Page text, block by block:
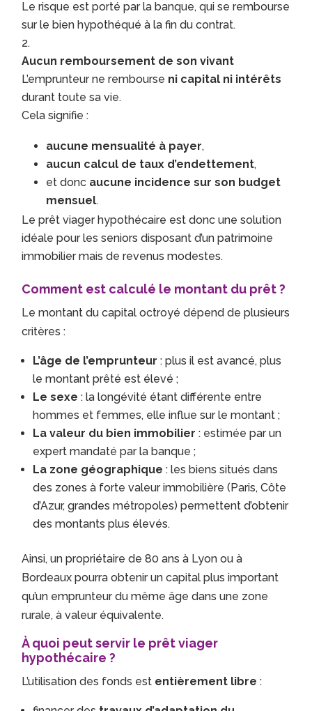
Le risque est porté par la banque, qui se rembourse
sur le bien hypothéqué à la fin du contrat.
Aucun remboursement de son vivant
L’emprunteur ne rembourse ni capital ni intérêts
durant toute sa vie.
Cela signifie :
aucune mensualité à payer,
aucun calcul de taux d’endettement,
et donc aucune incidence sur son budget
mensuel.
Le prêt viager hypothécaire est donc une solution
idéale pour les seniors disposant d’un patrimoine
immobilier mais de revenus modestes.
Comment est calculé le montant du prêt ?
Le montant du capital octroyé dépend de plusieurs
critères :
L’âge de l’emprunteur : plus il est avancé, plus
le montant prêté est élevé ;
Le sexe : la longévité étant différente entre
hommes et femmes, elle influe sur le montant ;
La valeur du bien immobilier : estimée par un
expert mandaté par la banque ;
La zone géographique : les biens situés dans
des zones à forte valeur immobilière (Paris, Côte
d’Azur, grandes métropoles) permettent d’obtenir
des montants plus élevés.
Ainsi, un propriétaire de 80 ans à Lyon ou à
Bordeaux pourra obtenir un capital plus important
qu’un emprunteur du même âge dans une zone
rurale, à valeur équivalente.
À quoi peut servir le prêt viager
hypothécaire ?
L’utilisation des fonds est entièrement libre :